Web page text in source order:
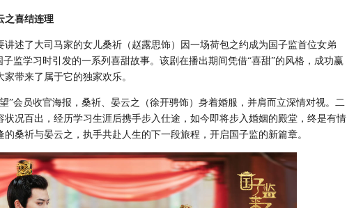
之喜结连理
讲述了大司马家的女儿桑祈（赵露思饰）因一场荷包之约成为国子监首位女弟
子监学习时引发的一系列 喜甜故事。 该剧在播出期间凭借“喜甜”的风格，成功赢
带来了属于它的独家欢乐。
”会员收官海报，桑祈、晏云之（徐开骋饰）身着婚服，并肩而立深情对视。二
状况百出，经历学习生涯后携手步入仕途，如今即将步入婚姻的殿堂，终是有情
桑祈与晏云之，执手共赴人生的下一段旅程，开启国子监的新篇章。